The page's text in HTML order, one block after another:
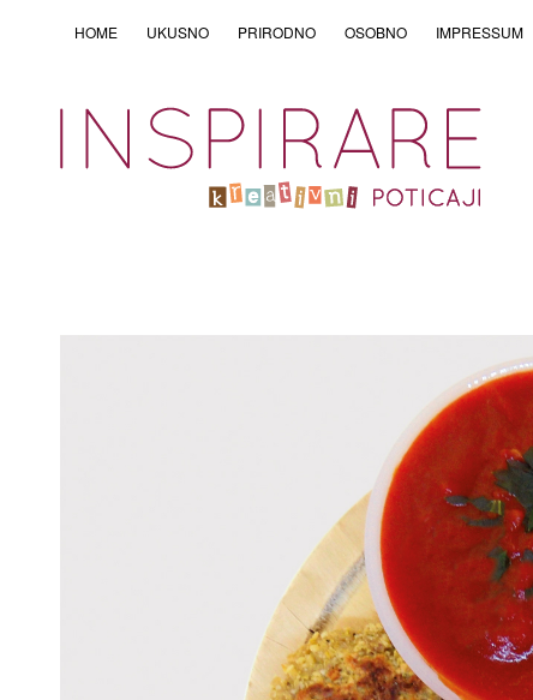
HOME UKUSNO PRIRODNO OSOBNO IMPRESSUM